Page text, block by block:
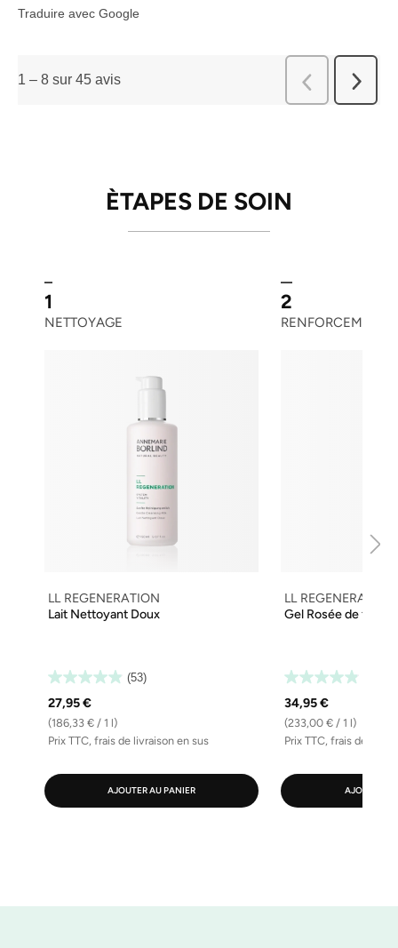
Traduire avec Google
1 – 8 sur 45 avis PrécédentSuivant
avis
ÈTAPES DE SOIN
1
NETTOYAGE
LL REGENERATION
Lait Nettoyant Doux
(53)
27,95 €
(186,33 € / 1 l)
Prix TTC, frais de livraison en sus
AJOUTER AU PANIER
2
RENFORCEMENT
LL REGENERATION
Gel Rosée de
34,95 €
(233,00 € / 1 l)
Prix TTC, frais de
AJOUTER